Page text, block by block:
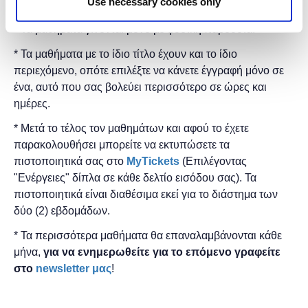
* Τα μαθήματα με το ίδιο τίτλο έχουν και το ίδιο
περιεχόμενο, οπότε επιλέξτε να κάνετε έγγραφή μόνο σε
ένα, αυτό που σας βολεύει περισσότερο σε ώρες και
ημέρες.
* Μετά το τέλος τον μαθημάτων και αφού το έχετε
παρακολουθήσει μπορείτε να εκτυπώσετε τα
πιστοποιητικά ​σας στο MyTickets (Επιλέγοντας
"Ενέργειες" δίπλα σε κάθε δελτίο εισόδου σας). Τα
πιστοποιητικά είναι διαθέσιμα εκεί για το διάστημα των
δύο (2) εβδομάδων.
* Τα περισσότερα μαθήματα θα επαναλαμβάνονται κάθε
μήνα, για να ενημερωθείτε για το επόμενο γραφείτε
στο newsletter μας!